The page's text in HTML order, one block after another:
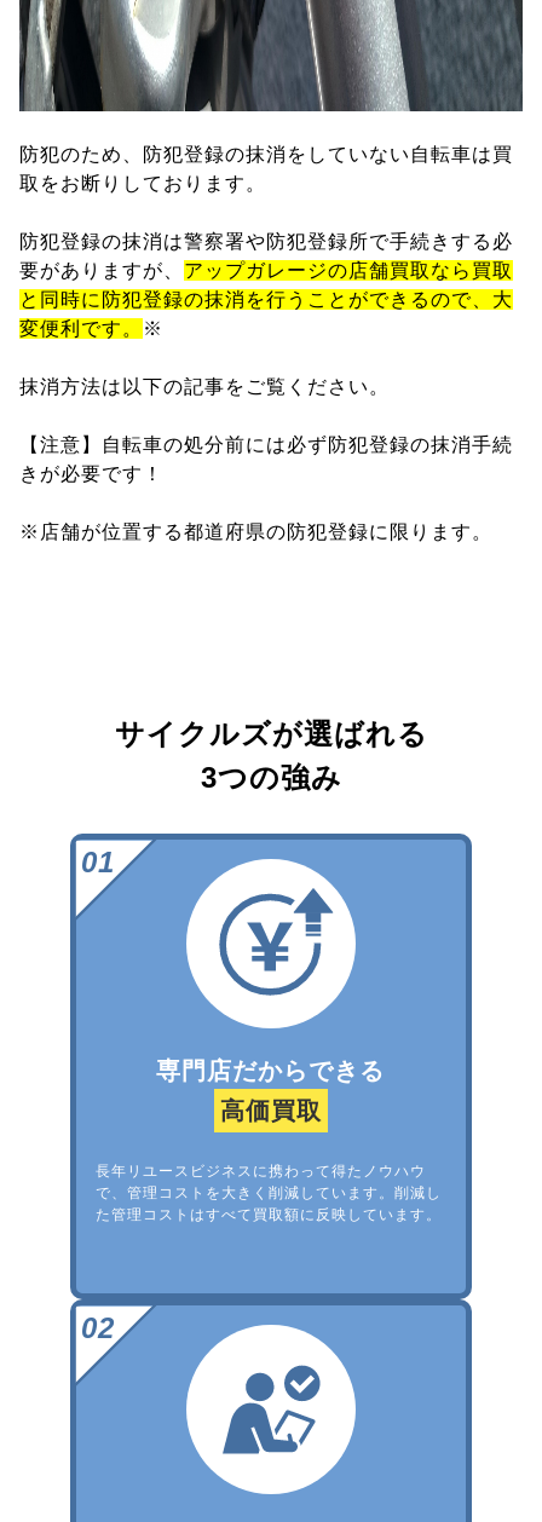
防犯のため、防犯登録の抹消をしていない自転車は買
取をお断りしております。
防犯登録の抹消は警察署や防犯登録所で手続きする必
要がありますが、 アップガレージの店舗買取なら買取
と同時に防犯登録の抹消を行うことができるので、大
変便利です。
※
抹消方法は以下の記事をご覧ください。
【注意】自転車の処分前には必ず防犯登録の抹消手続
きが必要です！
※店舗が位置する都道府県の防犯登録に限ります。
サイクルズが選ばれる
3つの強み
専門店だからできる
高価買取
長年リユースビジネスに携わって得たノウハウ
で、管理コストを大きく削減しています。削減し
た管理コストはすべて買取額に反映しています。